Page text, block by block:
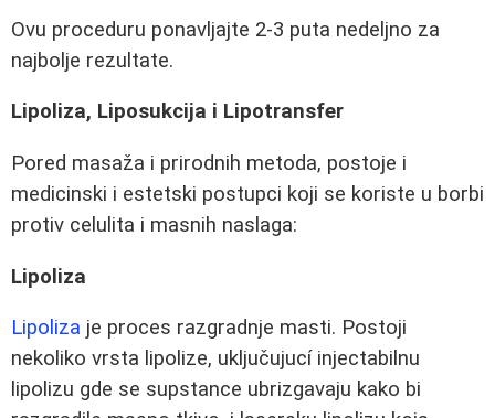
Ovu proceduru ponavljajte 2-3 puta nedeljno za
najbolje rezultate.
Lipoliza, Liposukcija i Lipotransfer
Pored masaža i prirodnih metoda, postoje i
medicinski i estetski postupci koji se koriste u borbi
protiv celulita i masnih naslaga:
Lipoliza
Lipoliza je proces razgradnje masti. Postoji
nekoliko vrsta lipolize, uključujucí injectabilnu
lipolizu gde se supstance ubrizgavaju kako bi